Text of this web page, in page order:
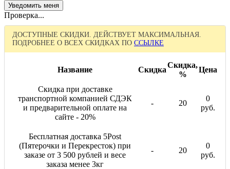
Проверка...
ДОСТУПНЫЕ СКИДКИ. ДЕЙСТВУЕТ МАКСИМАЛЬНАЯ.
ПОДРОБНЕЕ О ВСЕХ СКИДКАХ ПО ССЫЛКЕ
Название Скидка
Скидка,
%
Цена
Скидка при доставке
транспортной компанией СДЭК
и предварительной оплате на
сайте - 20%
- 20
0
руб.
Бесплатная доставка 5Post
(Пятерочки и Перекресток) при
заказе от 3 500 рублей и весе
заказа менее 3кг
- 20
0
руб.